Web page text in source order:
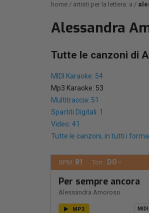
home artisti per la lettera: a
Alessandra
Tutte le canzoni di
MIDI Karaoke: 54
Mp3 Karaoke: 53
Multitraccia: 51
Spartiti Digitali: 1
Video: 41
Tutte le canzoni, in tutti i
BPM: 81 Ton.: DO -
Per sempre ancora
Alessandra Amoroso
MP3 MIDI